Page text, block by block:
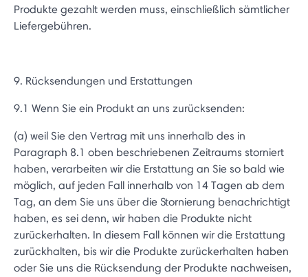
Produkte gezahlt werden muss, einschließlich sämtlicher
Liefergebühren.
9. Rücksendungen und Erstattungen
9.1 Wenn Sie ein Produkt an uns zurücksenden:
(a) weil Sie den Vertrag mit uns innerhalb des in
Paragraph 8.1 oben beschriebenen Zeitraums storniert
haben, verarbeiten wir die Erstattung an Sie so bald wie
möglich, auf jeden Fall innerhalb von 14 Tagen ab dem
Tag, an dem Sie uns über die Stornierung benachrichtigt
haben, es sei denn, wir haben die Produkte nicht
zurückerhalten. In diesem Fall können wir die Erstattung
zurückhalten, bis wir die Produkte zurückerhalten haben
oder Sie uns die Rücksendung der Produkte nachweisen,